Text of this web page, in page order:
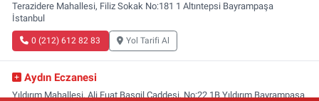
Terazidere Mahallesi, Filiz Sokak No:181 1 Altıntepsi Bayrampaşa
İstanbul
0 (212) 612 82 83 Yol Tarifi Al
Aydın Eczanesi
Yıldırım Mahallesi, Ali Fuat Başgil Caddesi, No:22 1B Yıldırım Bayrampaşa